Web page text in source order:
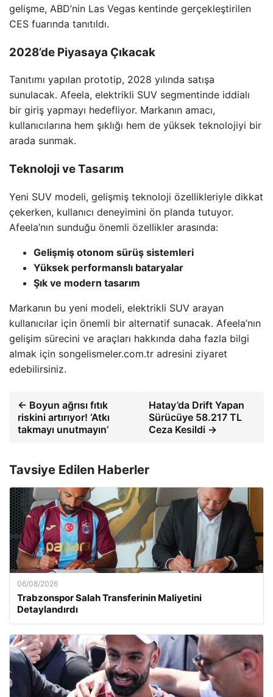
gelişme, ABD’nin Las Vegas kentinde gerçekleştirilen
CES fuarında tanıtıldı.
2028’de Piyasaya Çıkacak
Tanıtımı yapılan prototip, 2028 yılında satışa
sunulacak. Afeela, elektrikli SUV segmentinde iddialı
bir giriş yapmayı hedefliyor. Markanın amacı,
kullanıcılarına hem şıklığı hem de yüksek teknolojiyi bir
arada sunmak.
Teknoloji ve Tasarım
Yeni SUV modeli, gelişmiş teknoloji özellikleriyle dikkat
çekerken, kullanıcı deneyimini ön planda tutuyor.
Afeela’nın sunduğu önemli özellikler arasında:
Gelişmiş otonom sürüş sistemleri
Yüksek performanslı bataryalar
Şık ve modern tasarım
Markanın bu yeni modeli, elektrikli SUV arayan
kullanıcılar için önemli bir alternatif sunacak. Afeela’nın
gelişim sürecini ve araçları hakkında daha fazla bilgi
almak için songelismeler.com.tr adresini ziyaret
edebilirsiniz.
← Boyun ağrısı fıtık
riskini artırıyor! ‘Atkı
takmayı unutmayın’
Hatay’da Drift Yapan
Sürücüye 58.217 TL
Ceza Kesildi →
Tavsiye Edilen Haberler
06/08/2026
Trabzonspor Salah Transferinin Maliyetini
Detaylandırdı